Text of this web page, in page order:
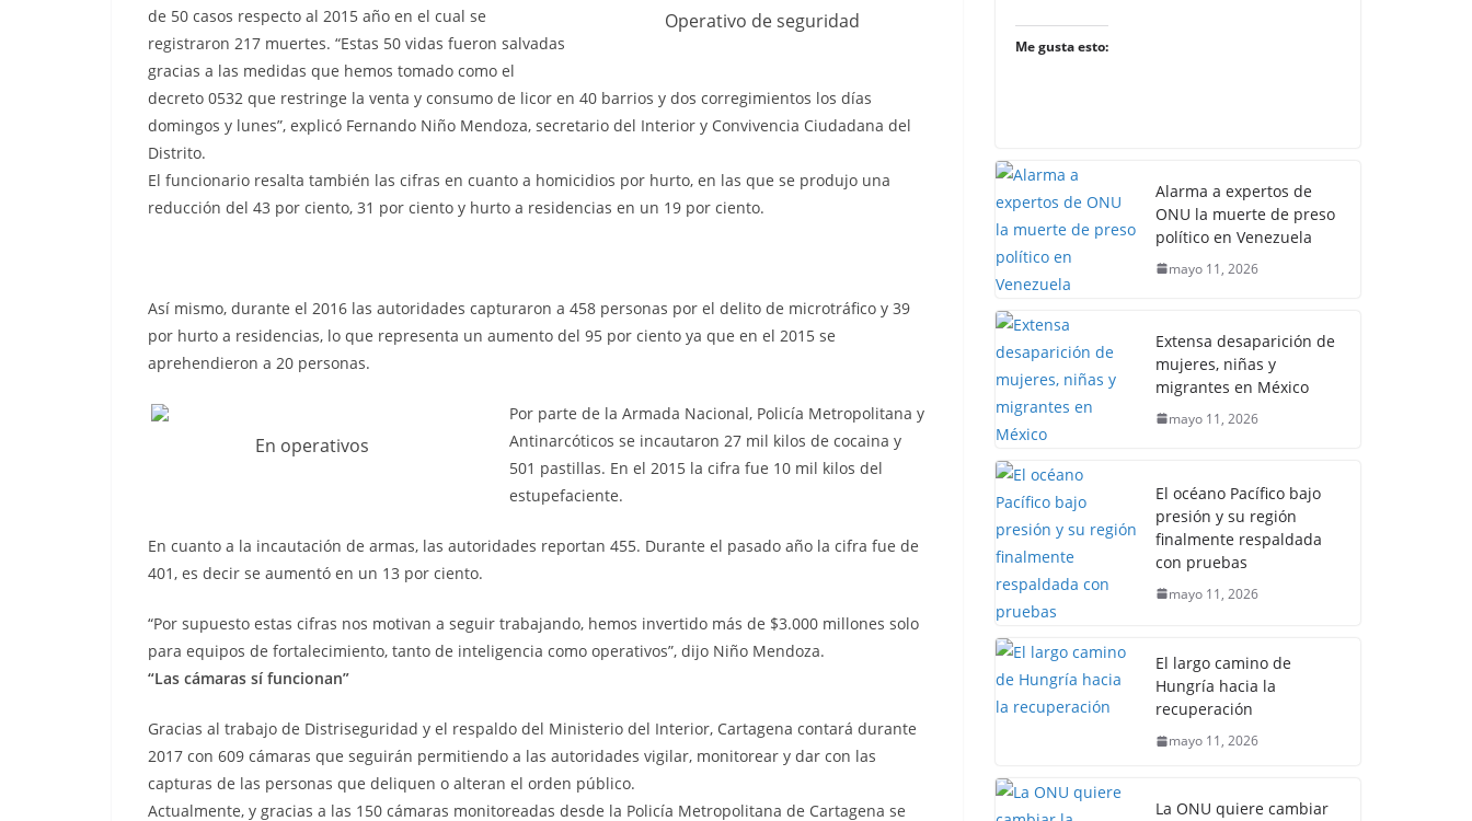
Operativo de seguridad
de 50 casos respecto al 2015 año en el cual se
registraron 217 muertes. “Estas 50 vidas fueron salvadas
gracias a las medidas que hemos tomado como el
decreto 0532 que restringe la venta y consumo de licor en 40 barrios y dos corregimientos los días
domingos y lunes”, explicó Fernando Niño Mendoza, secretario del Interior y Convivencia Ciudadana del
Distrito.
El funcionario resalta también las cifras en cuanto a homicidios por hurto, en las que se produjo una
reducción del 43 por ciento, 31 por ciento y hurto a residencias en un 19 por ciento.
Así mismo, durante el 2016 las autoridades capturaron a 458 personas por el delito de microtráfico y 39
por hurto a residencias, lo que representa un aumento del 95 por ciento ya que en el 2015 se
aprehendieron a 20 personas.
En operativos
Por parte de la Armada Nacional, Policía Metropolitana y
Antinarcóticos se incautaron 27 mil kilos de cocaina y
501 pastillas. En el 2015 la cifra fue 10 mil kilos del
estupefaciente.
En cuanto a la incautación de armas, las autoridades reportan 455. Durante el pasado año la cifra fue de
401, es decir se aumentó en un 13 por ciento.
“Por supuesto estas cifras nos motivan a seguir trabajando, hemos invertido más de $3.000 millones solo
para equipos de fortalecimiento, tanto de inteligencia como operativos”, dijo Niño Mendoza.
“Las cámaras sí funcionan”
Gracias al trabajo de Distriseguridad y el respaldo del Ministerio del Interior, Cartagena contará durante
2017 con 609 cámaras que seguirán permitiendo a las autoridades vigilar, monitorear y dar con las
capturas de las personas que deliquen o alteran el orden público.
Actualmente, y gracias a las 150 cámaras monitoreadas desde la Policía Metropolitana de Cartagena se
Me gusta esto:
Alarma a expertos de
ONU la muerte de preso
político en Venezuela
mayo 11, 2026
Extensa desaparición de
mujeres, niñas y
migrantes en México
mayo 11, 2026
El océano Pacífico bajo
presión y su región
finalmente respaldada
con pruebas
mayo 11, 2026
El largo camino de
Hungría hacia la
recuperación
mayo 11, 2026
La ONU quiere cambiar